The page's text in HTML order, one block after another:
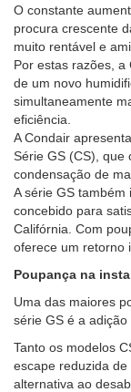
O constante
procura crescente
muito rentável e
Por estas razões,
de um novo
simultaneamente
eficiência.
A Condair
Série GS (CS), que
condensação de
A série GS também
concebido para
Califórnia. Com
oferece um retorno
Poupança na
Uma das maiores
série GS é a adição
Tanto os modelos
escape reduzida de
alternativa ao